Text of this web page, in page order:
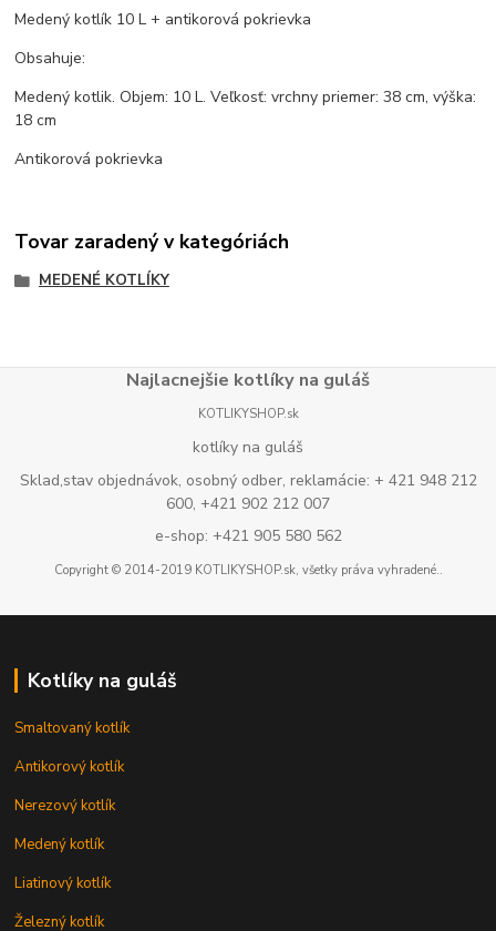
Medený kotlík 10 L + antikorová pokrievka
Obsahuje:
Medený kotlik. Objem: 10 L. Veľkosť: vrchny priemer: 38 cm, výška:
18 cm
Antikorová pokrievka
Tovar zaradený v kategóriách
MEDENÉ KOTLÍKY
Najlacnejšie kotlíky na guláš
KOTLIKYSHOP.sk
kotlíky na guláš
Sklad,stav objednávok, osobný odber, reklamácie: + 421 948 212
600, +421 902 212 007
e-shop: +421 905 580 562
Copyright © 2014-2019 KOTLIKYSHOP.sk, všetky práva vyhradené..
Kotlíky na guláš
Smaltovaný kotlík
Antikorový kotlík
Nerezový kotlík
Medený kotlík
Liatinový kotlík
Železný kotlík